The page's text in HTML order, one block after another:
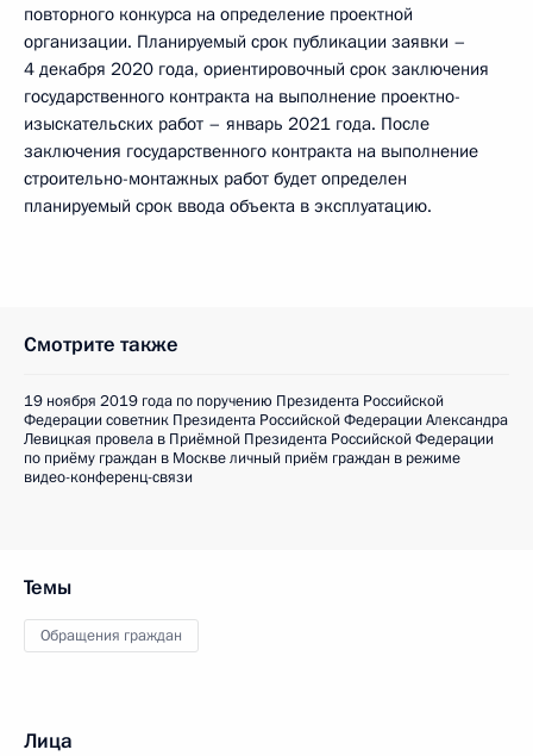
повторного конкурса на определение проектной
организации. Планируемый срок публикации заявки –
4 декабря 2020 года, ориентировочный срок заключения
государственного контракта на выполнение проектно-
изыскательских работ – январь 2021 года. После
заключения государственного контракта на выполнение
строительно-монтажных работ будет определен
планируемый срок ввода объекта в эксплуатацию.
Смотрите также
19 ноября 2019 года по поручению Президента Российской
Федерации советник Президента Российской Федерации Александра
Левицкая провела в Приёмной Президента Российской Федерации
по приёму граждан в Москве личный приём граждан в режиме
видео-конференц-связи
Темы
Обращения граждан
Лица